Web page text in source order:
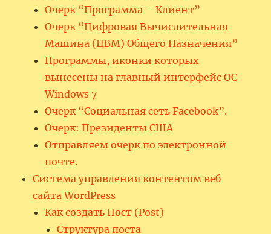
Очерк “Программа – Клиент”
Очерк “Цифровая Вычислительная
Машина (ЦВМ) Общего Назначения”
Программы, иконки которых
вынесены на главный интерфейс ОС
Windows 7
Очерк “Социальная сеть Facebook”.
Очерк: Президенты США
Отправляем очерк по электронной
почте.
Система управления контентом веб
сайта WordPress
Как создать Пост (Post)
Структура поста